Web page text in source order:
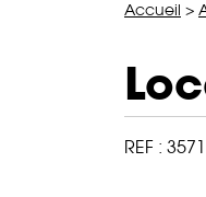
Accueil >
REF :